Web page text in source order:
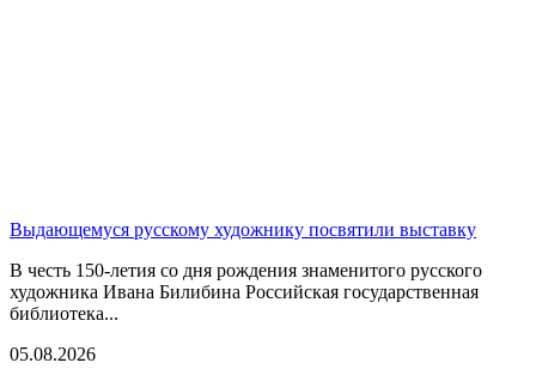
Выдающемуся русскому художнику посвятили выставку
В честь 150-летия со дня рождения знаменитого русского
художника Ивана Билибина Российская государственная
библиотека...
05.08.2026